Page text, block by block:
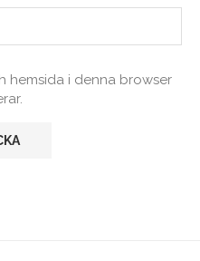
hemsida i denna browser